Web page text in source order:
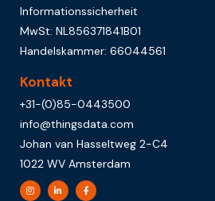
Informationssicherheit
MwSt: NL856371841B01
Handelskammer: 66044561
Kontakt
+31-(0)85-0443500
info@thingsdata.com
Johan van Hasseltweg 2-C4
1022 WV Amsterdam